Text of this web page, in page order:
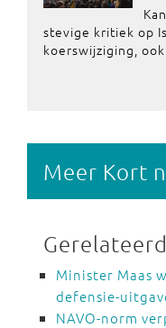
stevige kritiek op
koerswijziging,
Meer Kort
Gerelateerd
Minister Maas
defensie-
NAVO-norm